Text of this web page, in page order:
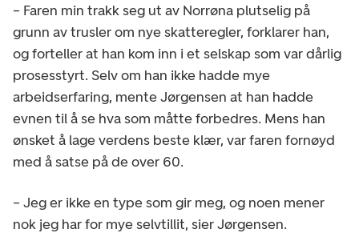
– Faren min trakk seg ut av Norrøna plutselig på
grunn av trusler om nye skatteregler, forklarer han,
og forteller at han kom inn i et selskap som var dårlig
prosesstyrt. Selv om han ikke hadde mye
arbeidserfaring, mente Jørgensen at han hadde
evnen til å se hva som måtte forbedres. Mens han
ønsket å lage verdens beste klær, var faren fornøyd
med å satse på de over 60.
– Jeg er ikke en type som gir meg, og noen mener
nok jeg har for mye selvtillit, sier Jørgensen.